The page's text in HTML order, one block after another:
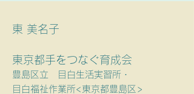
東 美名子
東京都手をつなぐ育成会
​豊島区立 目白生活実習所・
目白福祉作業所<東京都豊島区>